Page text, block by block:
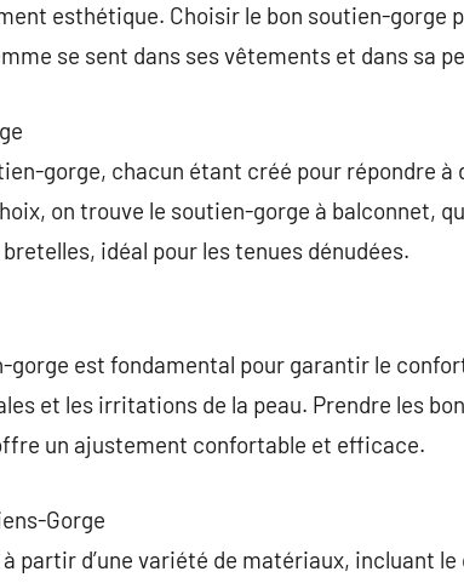
esthétique. Choisir le bon soutien-gorge
se sent dans ses vêtements et dans sa
gorge, chacun étant créé pour répondre à
on trouve le soutien-gorge à balconnet,
idéal pour les tenues dénudées.
est fondamental pour garantir le
et les irritations de la peau. Prendre les
un ajustement confortable et efficace.
Gorge
partir d’une variété de matériaux, incluant